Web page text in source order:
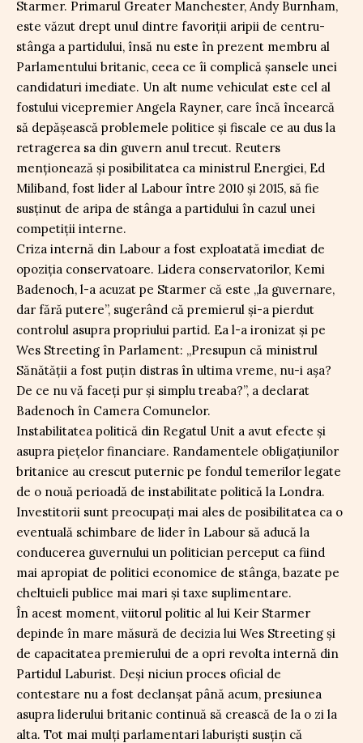
Starmer. Primarul Greater Manchester, Andy Burnham,
este văzut drept unul dintre favoriții aripii de centru-
stânga a partidului, însă nu este în prezent membru al
Parlamentului britanic, ceea ce îi complică șansele unei
candidaturi imediate. Un alt nume vehiculat este cel al
fostului vicepremier Angela Rayner, care încă încearcă
să depășească problemele politice și fiscale ce au dus la
retragerea sa din guvern anul trecut. Reuters
menționează și posibilitatea ca ministrul Energiei, Ed
Miliband, fost lider al Labour între 2010 și 2015, să fie
susținut de aripa de stânga a partidului în cazul unei
competiții interne.
Criza internă din Labour a fost exploatată imediat de
opoziția conservatoare. Lidera conservatorilor, Kemi
Badenoch, l-a acuzat pe Starmer că este „la guvernare,
dar fără putere”, sugerând că premierul și-a pierdut
controlul asupra propriului partid. Ea l-a ironizat și pe
Wes Streeting în Parlament: „Presupun că ministrul
Sănătății a fost puțin distras în ultima vreme, nu-i așa?
De ce nu vă faceți pur și simplu treaba?”, a declarat
Badenoch în Camera Comunelor.
Instabilitatea politică din Regatul Unit a avut efecte și
asupra piețelor financiare. Randamentele obligațiunilor
britanice au crescut puternic pe fondul temerilor legate
de o nouă perioadă de instabilitate politică la Londra.
Investitorii sunt preocupați mai ales de posibilitatea ca o
eventuală schimbare de lider în Labour să aducă la
conducerea guvernului un politician perceput ca fiind
mai apropiat de politici economice de stânga, bazate pe
cheltuieli publice mai mari și taxe suplimentare.
În acest moment, viitorul politic al lui Keir Starmer
depinde în mare măsură de decizia lui Wes Streeting și
de capacitatea premierului de a opri revolta internă din
Partidul Laburist. Deși niciun proces oficial de
contestare nu a fost declanșat până acum, presiunea
asupra liderului britanic continuă să crească de la o zi la
alta. Tot mai mulți parlamentari laburiști susțin că